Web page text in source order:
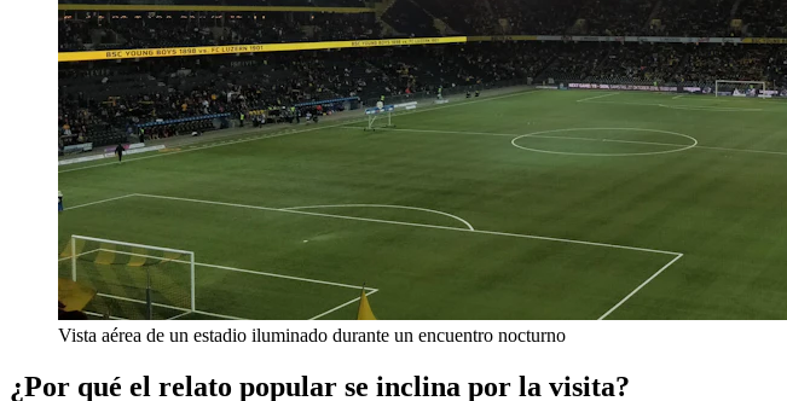
Vista aérea de un estadio iluminado durante un encuentro nocturno
¿Por qué el relato popular se inclina por la visita?